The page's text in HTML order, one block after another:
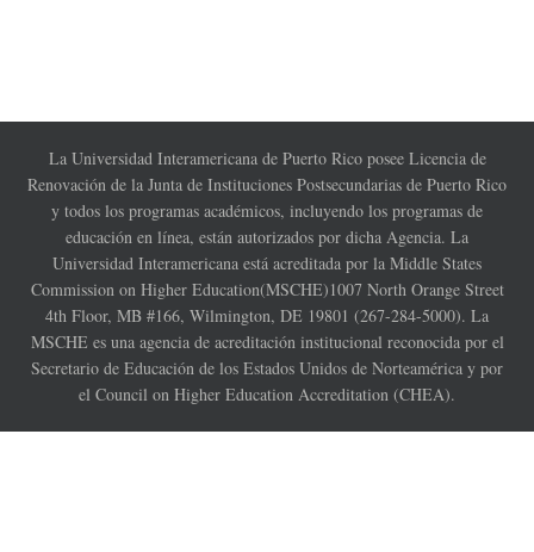
La Universidad Interamericana de Puerto Rico posee Licencia de
Renovación de la Junta de Instituciones Postsecundarias de Puerto Rico
y todos los programas académicos, incluyendo los programas de
educación en línea, están autorizados por dicha Agencia. La
Universidad Interamericana está acreditada por la Middle States
Commission on Higher Education(MSCHE)1007 North Orange Street
4th Floor, MB #166, Wilmington, DE 19801 (267-284-5000). La
MSCHE es una agencia de acreditación institucional reconocida por el
Secretario de Educación de los Estados Unidos de Norteamérica y por
el Council on Higher Education Accreditation (CHEA).